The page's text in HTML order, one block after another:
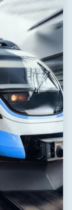
Erdungsschiene
85363010
8595090551713